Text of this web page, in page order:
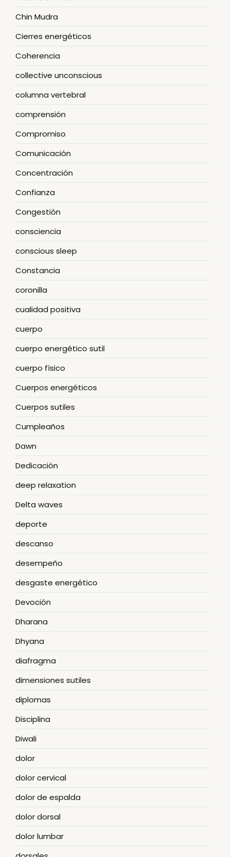
Chin Mudra
Cierres energéticos
Coherencia
collective unconscious
columna vertebral
comprensión
Compromiso
Comunicación
Concentración
Confianza
Congestión
consciencia
conscious sleep
Constancia
coronilla
cualidad positiva
cuerpo
cuerpo energético sutil
cuerpo físico
Cuerpos energéticos
Cuerpos sutiles
Cumpleaños
Dawn
Dedicación
deep relaxation
Delta waves
deporte
descanso
desempeño
desgaste energético
Devoción
Dharana
Dhyana
diafragma
dimensiones sutiles
diplomas
Disciplina
Diwali
dolor
dolor cervical
dolor de espalda
dolor dorsal
dolor lumbar